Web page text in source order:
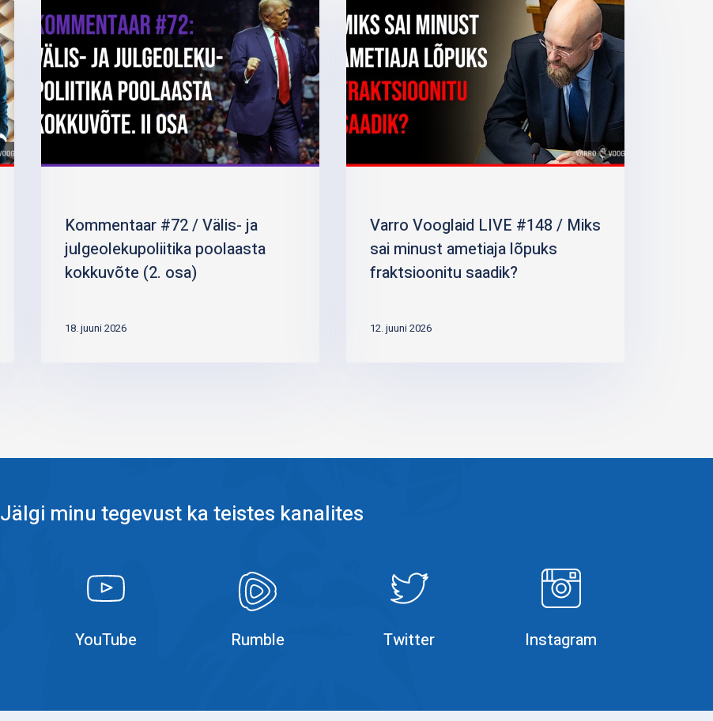
Kommentaar #72 / Välis- ja
julgeolekupoliitika poolaasta
kokkuvõte (2. osa)
18. juuni 2026
Varro Vooglaid LIVE #148 / Miks
sai minust ametiaja lõpuks
fraktsioonitu saadik?
12. juuni 2026
Jälgi minu tegevust ka teistes kanalites
YouTube Rumble Twitter Instagram